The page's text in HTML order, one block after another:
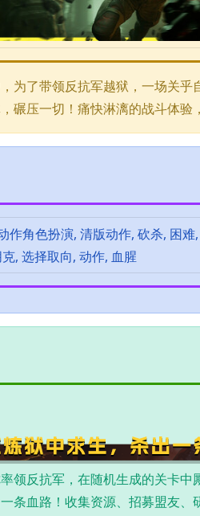
为了带领反抗军越狱，一场关
碾压一切！痛快淋漓的战斗体
作角色扮演, 清版动作, 砍杀, 困
, 选择取向, 动作, 血腥
领反抗军，在随机生成的关卡
条血路！收集资源、招募盟友